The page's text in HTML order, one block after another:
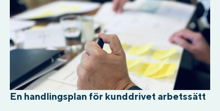
En handlingsplan för kunddrivet arbetssätt